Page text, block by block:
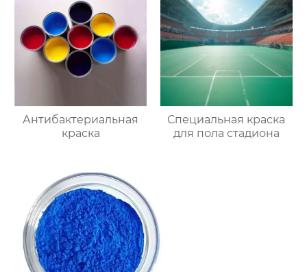
Антибактериальная
краска
Специальная краска
для пола стадиона